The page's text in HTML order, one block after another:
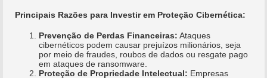
Principais Razões para Investir em Proteção Cibernética:
Prevenção de Perdas Financeiras: Ataques
cibernéticos podem causar prejuízos milionários, seja
por meio de fraudes, roubos de dados ou resgate pago
em ataques de ransomware.
Proteção de Propriedade Intelectual: Empresas